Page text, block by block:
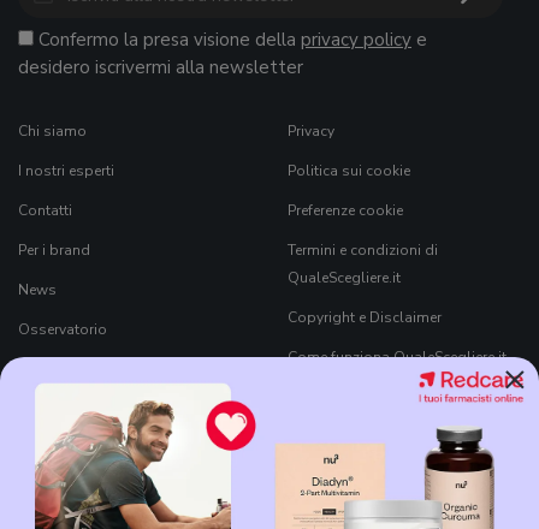
×
Confermo la presa visione della privacy policy e
desidero iscrivermi alla newsletter
Chi siamo
I nostri esperti
Contatti
Per i brand
News
Osservatorio
Black Friday 2026
Privacy
Politica sui cookie
Preferenze cookie
Termini e condizioni di
QualeScegliere.it
Copyright e Disclaimer
Come funziona QualeScegliere.it